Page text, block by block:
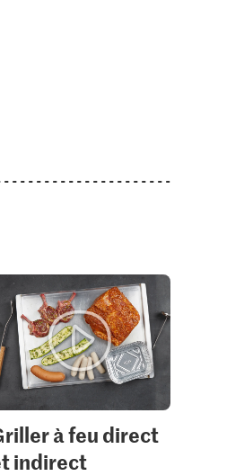
à feu direct
indirect